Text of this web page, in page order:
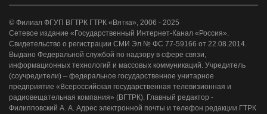
© Филиал ФГУП ВГТРК ГТРК «Вятка», 2006 - 2025
Сетевое издание «Государственный Интернет-Канал «Россия».
Свидетельство о регистрации СМИ Эл № ФС 77-59166 от 22.08.2014.
Выдано Федеральной службой по надзору в сфере связи,
информационных технологий и массовых коммуникаций. Учредитель
(соучредители) – федеральное государственное унитарное
предприятие «Всероссийская государственная телевизионная и
радиовещательная компания» (ВГТРК). Главный редактор -
Филипповский А. А. Адрес электронной почты и телефон редакции ГТРК